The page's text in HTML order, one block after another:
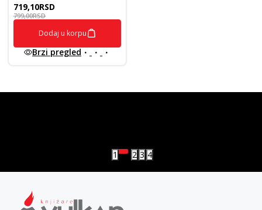
719,10RSD
799,00RSD
Dodaj u korpu
Brzi pregled
1 2 3 4